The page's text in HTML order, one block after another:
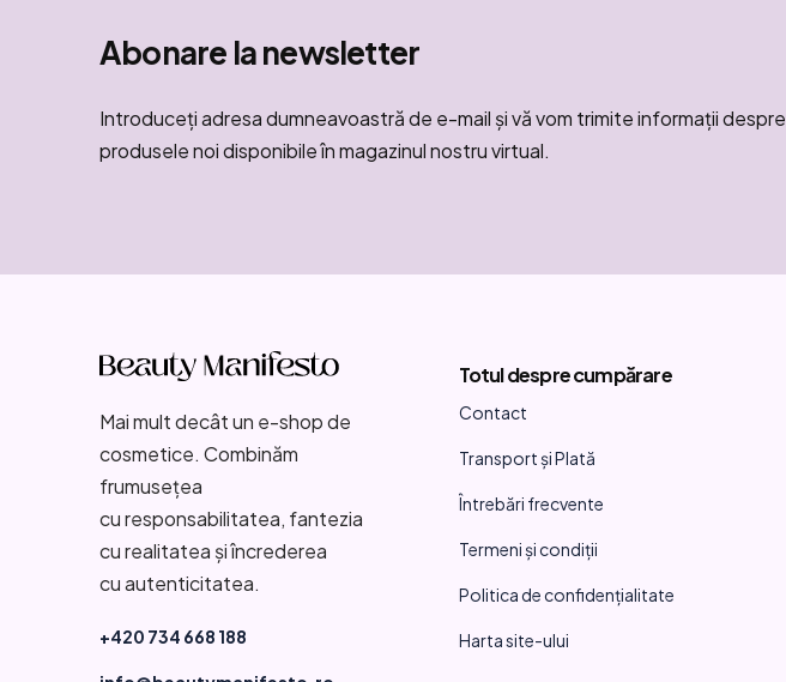
Abonare la newsletter
Introduceţi adresa dumneavoastră de e-mail şi vă vom trimite informaţii despre
produsele noi disponibile în magazinul nostru virtual.
Mai mult decât un e-shop de
cosmetice. Combinăm
frumusețea
cu responsabilitatea, fantezia
cu realitatea și încrederea
cu autenticitatea.
+420 734 668 188
Totul despre cumpărare
Contact
Transport și Plată
Întrebări frecvente
Termeni și condiții
Politica de confidențialitate
Harta site-ului